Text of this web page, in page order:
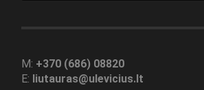
M: +370 (686) 08820
E: liutauras@ulevicius.lt